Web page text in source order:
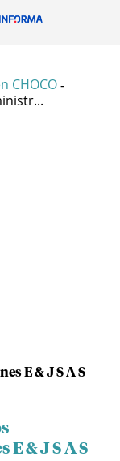
CHOCO -
E & J S A S
& J S A S